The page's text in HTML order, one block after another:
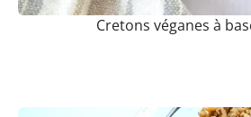
Cretons véganes à